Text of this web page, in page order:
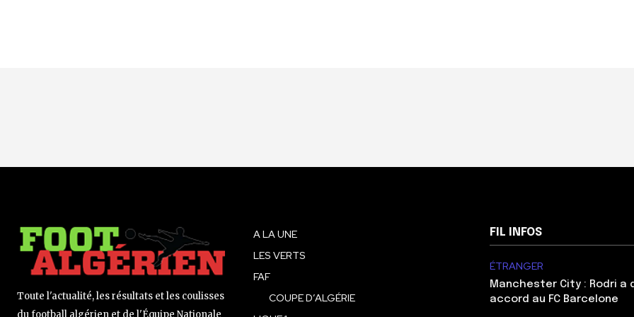
Toute l'actualité, les résultats et les coulisses
A LA UNE
LES VERTS
FAF
COUPE D’ALGÉRIE
FIL INFOS
ÉTRANGER
Manchester City : Rodri a
accord au FC Barcelone